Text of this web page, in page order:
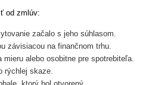
od zmlúv:
začalo s jeho súhlasom.
závisiacou na finančnom trhu.
mieru alebo osobitne pre spotrebiteľa.
rýchlej skaze.